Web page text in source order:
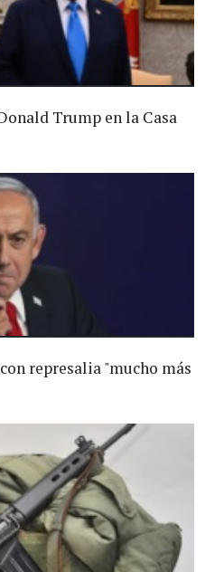
Trump en la Casa
represalia "mucho más